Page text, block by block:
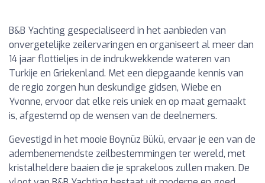
B&B Yachting gespecialiseerd in het aanbieden van
onvergetelijke zeilervaringen en organiseert al meer dan
14 jaar flottieljes in de indrukwekkende wateren van
Turkije en Griekenland. Met een diepgaande kennis van
de regio zorgen hun deskundige gidsen, Wiebe en
Yvonne, ervoor dat elke reis uniek en op maat gemaakt
is, afgestemd op de wensen van de deelnemers.
Gevestigd in het mooie Boynüz Bükü, ervaar je een van de
adembenemendste zeilbestemmingen ter wereld, met
kristalheldere baaien die je sprakeloos zullen maken. De